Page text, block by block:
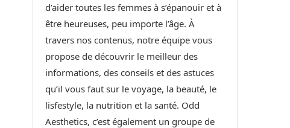
d’aider toutes les femmes à s’épanouir et à
être heureuses, peu importe l’âge. À
travers nos contenus, notre équipe vous
propose de découvrir le meilleur des
informations, des conseils et des astuces
qu’il vous faut sur le voyage, la beauté, le
lisfestyle, la nutrition et la santé. Odd
Aesthetics, c’est également un groupe de